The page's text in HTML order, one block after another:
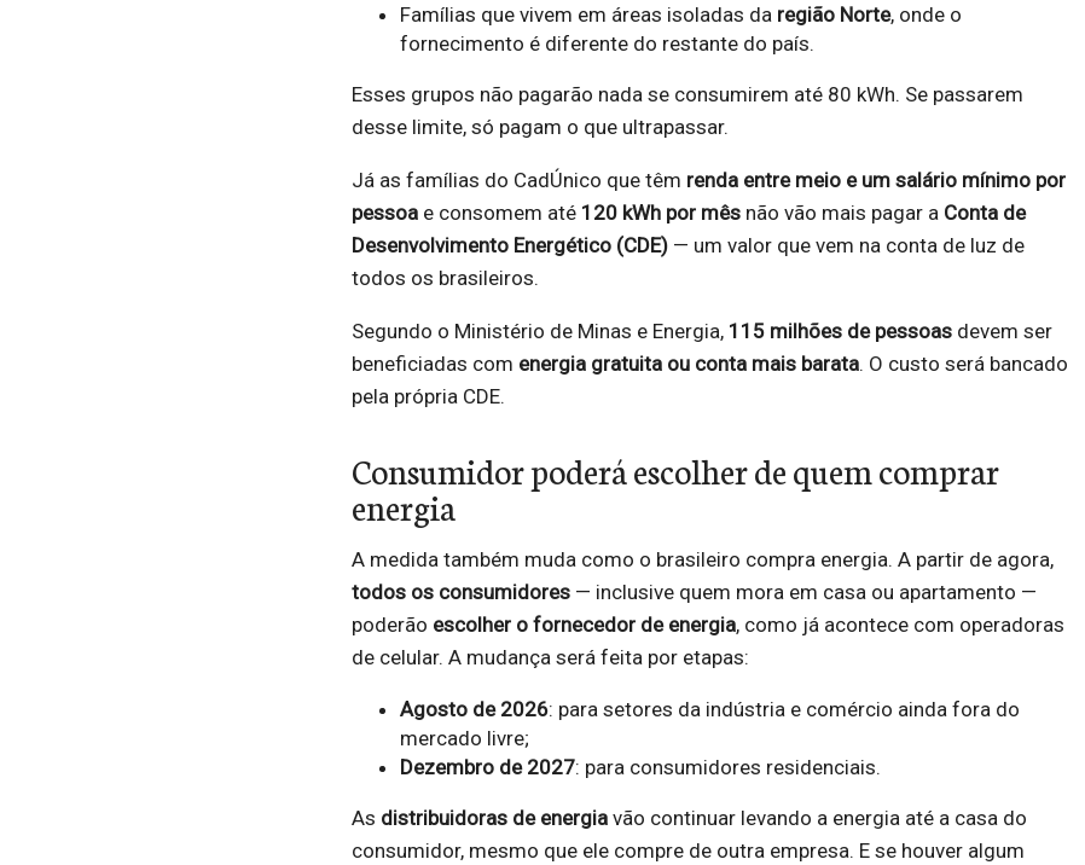
Famílias que vivem em áreas isoladas da região Norte, onde o
fornecimento é diferente do restante do país.
Esses grupos não pagarão nada se consumirem até 80 kWh. Se passarem
desse limite, só pagam o que ultrapassar.
Já as famílias do CadÚnico que têm renda entre meio e um salário mínimo por
pessoae consomem até 120 kWh por mêsnão vão mais pagar a Conta de
Desenvolvimento Energético (CDE)— um valor que vem na conta de luz de
todos os brasileiros.
Segundo o Ministério de Minas e Energia, 115 milhões de pessoasdevem ser
beneficiadas com energia gratuita ou conta mais barata. O custo será bancado
pela própria CDE.
Consumidor poderá escolher de quem comprar
energia
A medida também muda como o brasileiro compra energia. A partir de agora,
todos os consumidores— inclusive quem mora em casa ou apartamento —
poderão escolher o fornecedor de energia, como já acontece com operadoras
de celular. A mudança será feita por etapas:
Agosto de 2026: para setores da indústria e comércio ainda fora do
mercado livre;
Dezembro de 2027: para consumidores residenciais.
As distribuidoras de energiavão continuar levando a energia até a casa do
consumidor, mesmo que ele compre de outra empresa. E se houver algum